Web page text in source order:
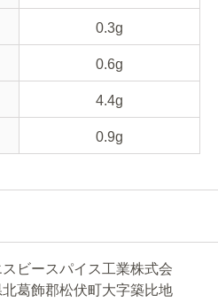
0.3g
0.6g
4.4g
0.9g
ビースパイス工業株式会
葛飾郡松伏町大字築比地